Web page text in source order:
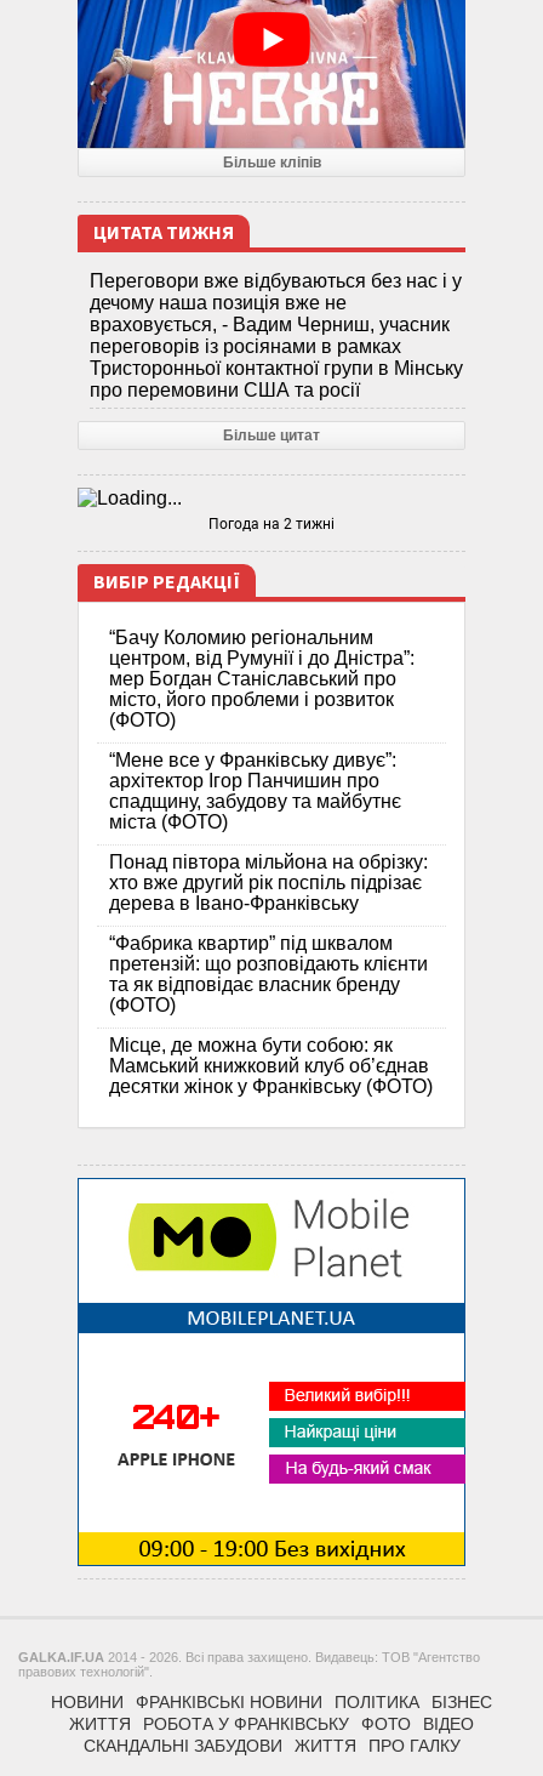
Більше кліпів
ЦИТАТА ТИЖНЯ
Переговори вже відбуваються без нас і у
дечому наша позиція вже не
враховується, - Вадим Черниш, учасник
переговорів із росіянами в рамках
Тристоронньої контактної групи в Мінську
про перемовини США та росії
Більше цитат
Погода на 2 тижні
ВИБІР РЕДАКЦІЇ
“Бачу Коломию регіональним
центром, від Румунії і до Дністра”:
мер Богдан Станіславський про
місто, його проблеми і розвиток
(ФОТО)
“Мене все у Франківську дивує”:
архітектор Ігор Панчишин про
спадщину, забудову та майбутнє
міста (ФОТО)
Понад півтора мільйона на обрізку:
хто вже другий рік поспіль підрізає
дерева в Івано-Франківську
“Фабрика квартир” під шквалом
претензій: що розповідають клієнти
та як відповідає власник бренду
(ФОТО)
Місце, де можна бути собою: як
Мамський книжковий клуб об’єднав
десятки жінок у Франківську (ФОТО)
GALKA.IF.UA 2014 - 2026. Всі права захищено. Видавець: ТОВ "Агентство
правових технологій".
НОВИНИ ФРАНКІВСЬКІ НОВИНИ ПОЛІТИКА
БІЗНЕС
ЖИТТЯ
РОБОТА У ФРАНКІВСЬКУ ФОТО
ВІДЕО
СКАНДАЛЬНІ ЗАБУДОВИ
ЖИТТЯ ПРО ГАЛКУ